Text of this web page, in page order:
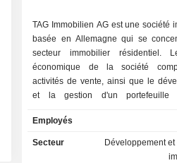
TAG Immobilien AG est une société
basée en Allemagne qui se
secteur immobilier résidentiel.
économique de la société
activités de vente, ainsi que le
et la gestion d'un portefeuille
services de conciergerie et
la fourniture de services
locataires et élargit la gamme de
Employés
Secteur
Développement